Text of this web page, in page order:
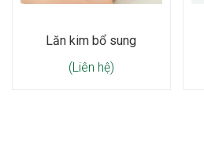
Lăn kim bổ sung
(Liên hệ)